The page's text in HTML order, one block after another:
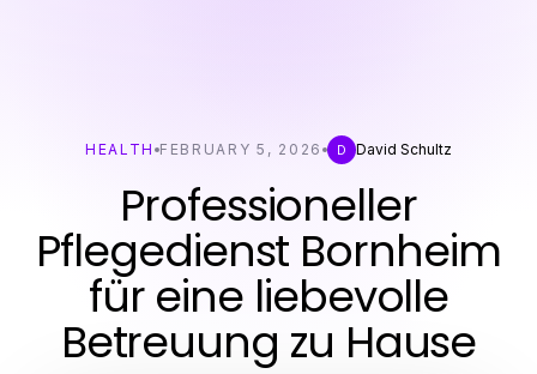
HEALTH FEBRUARY 5, 2026 D David Schultz
Professioneller
Pflegedienst Bornheim
für eine liebevolle
Betreuung zu Hause